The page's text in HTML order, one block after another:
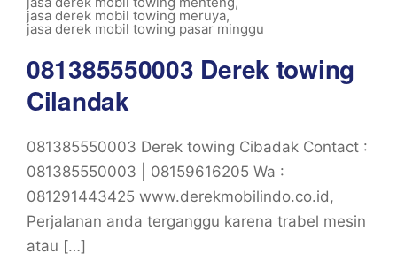
jasa derek mobil towing meruya,
jasa derek mobil towing pasar minggu
081385550003 Derek towing
Cilandak
081385550003 Derek towing Cibadak Contact :
081385550003 | 08159616205 Wa :
081291443425 www.derekmobilindo.co.id,
Perjalanan anda terganggu karena trabel mesin
atau […]